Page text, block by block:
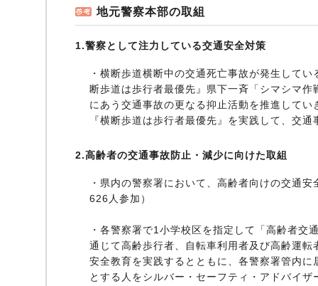
地元警察本部の取組
1.警察として注力している交通安全対策
・横断歩道横断中の交通死亡事故が発生して
断歩道は歩行者最優先』県下一斉「シマシマ
にあう交通事故の更なる抑止活動を推進して
『横断歩道は歩行者最優先』を実践して、交
2.高齢者の交通事故防止・減少に向けた取組
・県内の警察署において、高齢者向けの交通
626人参加）
・各警察署で1小学校区を指定して「高齢者交
通じて高齢歩行者、自転車利用者及び高齢運
安全教育を実践するとともに、各警察署管内
とする人をシルバー・セーフティ・アドバイ